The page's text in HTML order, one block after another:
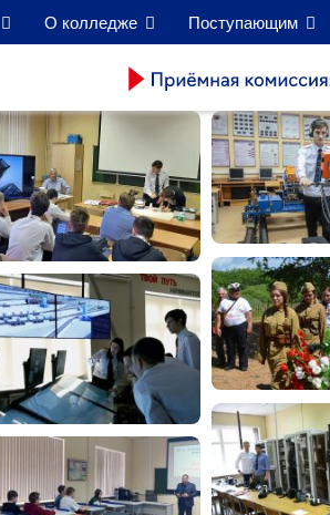
О колледже Поступающим